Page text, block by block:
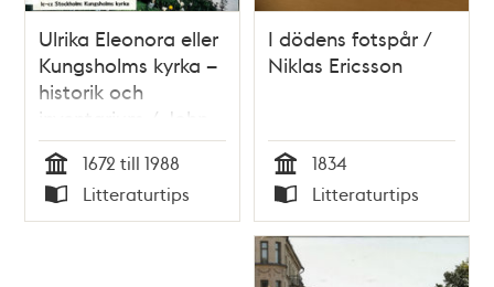
Ulrika Eleonora eller
Kungsholms kyrka –
historik och
inventarium / John
Stenung
Tid
1672 till 1988
Typ
Litteraturtips
I dödens fotspår /
Niklas Ericsson
Tid
1834
Typ
Litteraturtips